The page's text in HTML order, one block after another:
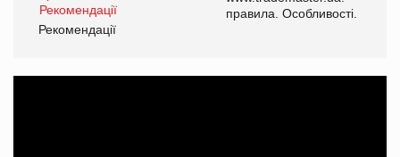
правила. Особливості.
Рекомендації